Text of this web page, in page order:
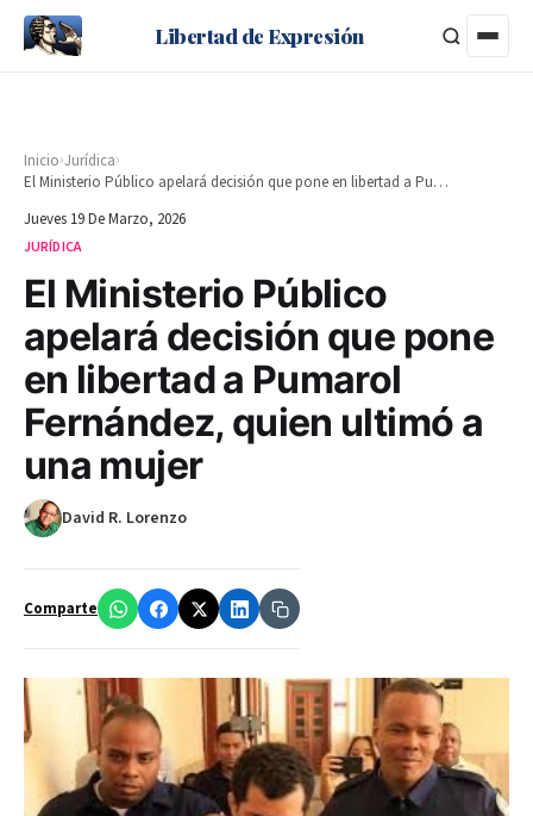
Libertad de Expresión
Inicio›Jurídica›
El Ministerio Público apelará decisión que pone en libertad a Pumarol Fernández, quien ultimó a una mujer
Jueves 19 De Marzo, 2026
JURÍDICA
El Ministerio Público
apelará decisión que pone
en libertad a Pumarol
Fernández, quien ultimó a
una mujer
David R. Lorenzo
Comparte